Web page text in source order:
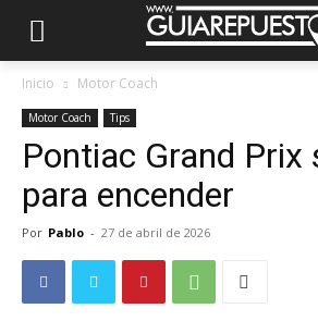
Inicio Motor Coach
Motor Coach Tips
Pontiac Grand Prix
para encender
Por Pablo - 27 de abril de 2026